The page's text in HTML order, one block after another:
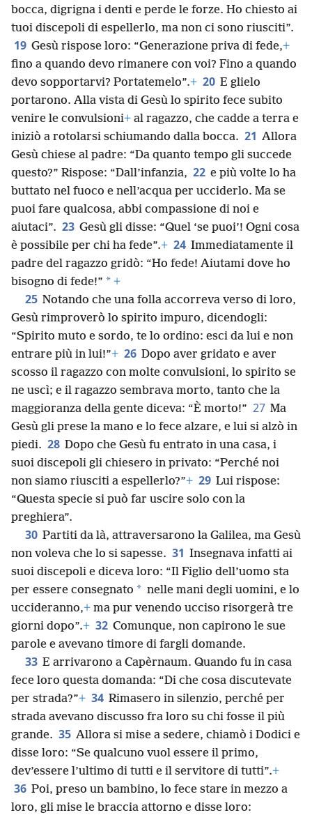
bocca, digrigna i denti e perde le forze. Ho chiesto ai
tuoi discepoli di espellerlo, ma non ci sono riusciti”.
19 Gesù rispose loro: “Generazione priva di fede,+
fino a quando devo rimanere con voi? Fino a quando
devo sopportarvi? Portatemelo”.+ 20 E glielo
portarono. Alla vista di Gesù lo spirito fece subito
venire le convulsioni+ al ragazzo, che cadde a terra e
iniziò a rotolarsi schiumando dalla bocca. 21 Allora
Gesù chiese al padre: “Da quanto tempo gli succede
questo?” Rispose: “Dall’infanzia, 22 e più volte lo ha
buttato nel fuoco e nell’acqua per ucciderlo. Ma se
puoi fare qualcosa, abbi compassione di noi e
aiutaci”. 23 Gesù gli disse: “Quel ‘se puoi’! Ogni cosa
è possibile per chi ha fede”.+ 24 Immediatamente il
padre del ragazzo gridò: “Ho fede! Aiutami dove ho
bisogno di fede!” * +
25 Notando che una folla accorreva verso di loro,
Gesù rimproverò lo spirito impuro, dicendogli:
“Spirito muto e sordo, te lo ordino: esci da lui e non
entrare più in lui!”+ 26 Dopo aver gridato e aver
scosso il ragazzo con molte convulsioni, lo spirito se
ne uscì; e il ragazzo sembrava morto, tanto che la
maggioranza della gente diceva: “È morto!” 27 Ma
Gesù gli prese la mano e lo fece alzare, e lui si alzò in
piedi. 28 Dopo che Gesù fu entrato in una casa, i
suoi discepoli gli chiesero in privato: “Perché noi
non siamo riusciti a espellerlo?”+ 29 Lui rispose:
“Questa specie si può far uscire solo con la
preghiera”.
30 Partiti da là, attraversarono la Galilea, ma Gesù
non voleva che lo si sapesse. 31 Insegnava infatti ai
suoi discepoli e diceva loro: “Il Figlio dell’uomo sta
per essere consegnato * nelle mani degli uomini, e lo
uccideranno,+ ma pur venendo ucciso risorgerà tre
giorni dopo”.+ 32 Comunque, non capirono le sue
parole e avevano timore di fargli domande.
33 E arrivarono a Capèrnaum. Quando fu in casa
fece loro questa domanda: “Di che cosa discutevate
per strada?”+ 34 Rimasero in silenzio, perché per
strada avevano discusso fra loro su chi fosse il più
grande. 35 Allora si mise a sedere, chiamò i Dodici e
disse loro: “Se qualcuno vuol essere il primo,
dev’essere l’ultimo di tutti e il servitore di tutti”.+
36 Poi, preso un bambino, lo fece stare in mezzo a
loro, gli mise le braccia attorno e disse loro: